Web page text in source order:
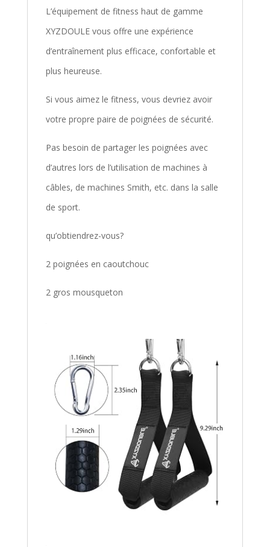
L’équipement de fitness haut de gamme
XYZDOULE vous offre une expérience
d’entraînement plus efficace, confortable et
plus heureuse.
Si vous aimez le fitness, vous devriez avoir
votre propre paire de poignées de sécurité.
Pas besoin de partager les poignées avec
d’autres lors de l’utilisation de machines à
câbles, de machines Smith, etc. dans la salle
de sport.
qu’obtiendrez-vous?
2 poignées en caoutchouc
2 gros mousqueton